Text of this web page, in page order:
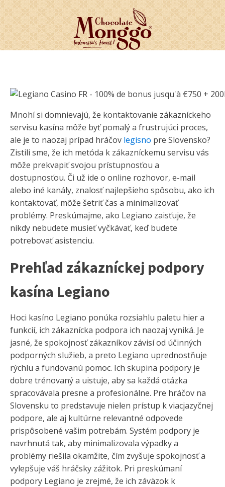
Mnohí si domnievajú, že kontaktovanie zákazníckeho
servisu kasína môže byť pomalý a frustrujúci proces,
ale je to naozaj prípad hráčov legisno pre Slovensko?
Zistili sme, že ich metóda k zákazníckemu servisu vás
môže prekvapiť svojou prístupnosťou a
dostupnosťou. Či už ide o online rozhovor, e-mail
alebo iné kanály, znalosť najlepšieho spôsobu, ako ich
kontaktovať, môže šetriť čas a minimalizovať
problémy. Preskúmajme, ako Legiano zaisťuje, že
nikdy nebudete musieť vyčkávať, keď budete
potrebovať asistenciu.
Prehľad zákazníckej podpory
kasína Legiano
Hoci kasíno Legiano ponúka rozsiahlu paletu hier a
funkcií, ich zákaznícka podpora ich naozaj vyniká. Je
jasné, že spokojnosť zákazníkov závisí od účinných
podporných služieb, a preto Legiano uprednostňuje
rýchlu a fundovanú pomoc. Ich skupina podpory je
dobre trénovaný a uistuje, aby sa každá otázka
spracovávala presne a profesionálne. Pre hráčov na
Slovensku to predstavuje nielen prístup k viacjazyčnej
podpore, ale aj kultúrne relevantné odpovede
prispôsobené vašim potrebám. Systém podpory je
navrhnutá tak, aby minimalizovala výpadky a
problémy riešila okamžite, čím zvyšuje spokojnosť a
vylepšuje váš hráčsky zážitok. Pri preskúmaní
podpory Legiano je zrejmé, že ich záväzok k